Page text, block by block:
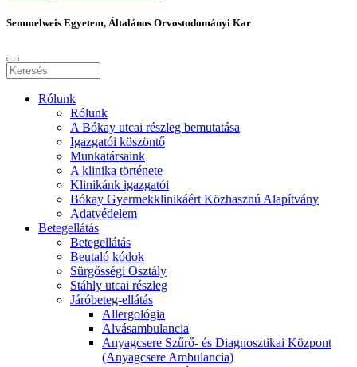
Semmelweis Egyetem, Általános Orvostudományi Kar
Rólunk
Rólunk
A Bókay utcai részleg bemutatása
Igazgatói köszöntő
Munkatársaink
A klinika története
Klinikánk igazgatói
Bókay Gyermekklinikáért Közhasznú Alapítvány
Adatvédelem
Betegellátás
Betegellátás
Beutaló kódok
Sürgősségi Osztály
Stáhly utcai részleg
Járóbeteg-ellátás
Allergológia
Alvásambulancia
Anyagcsere Szűrő- és Diagnosztikai Központ
(Anyagcsere Ambulancia)